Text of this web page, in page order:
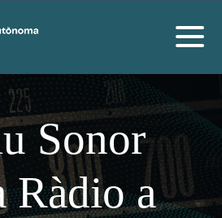
Sonor
Ràdio a